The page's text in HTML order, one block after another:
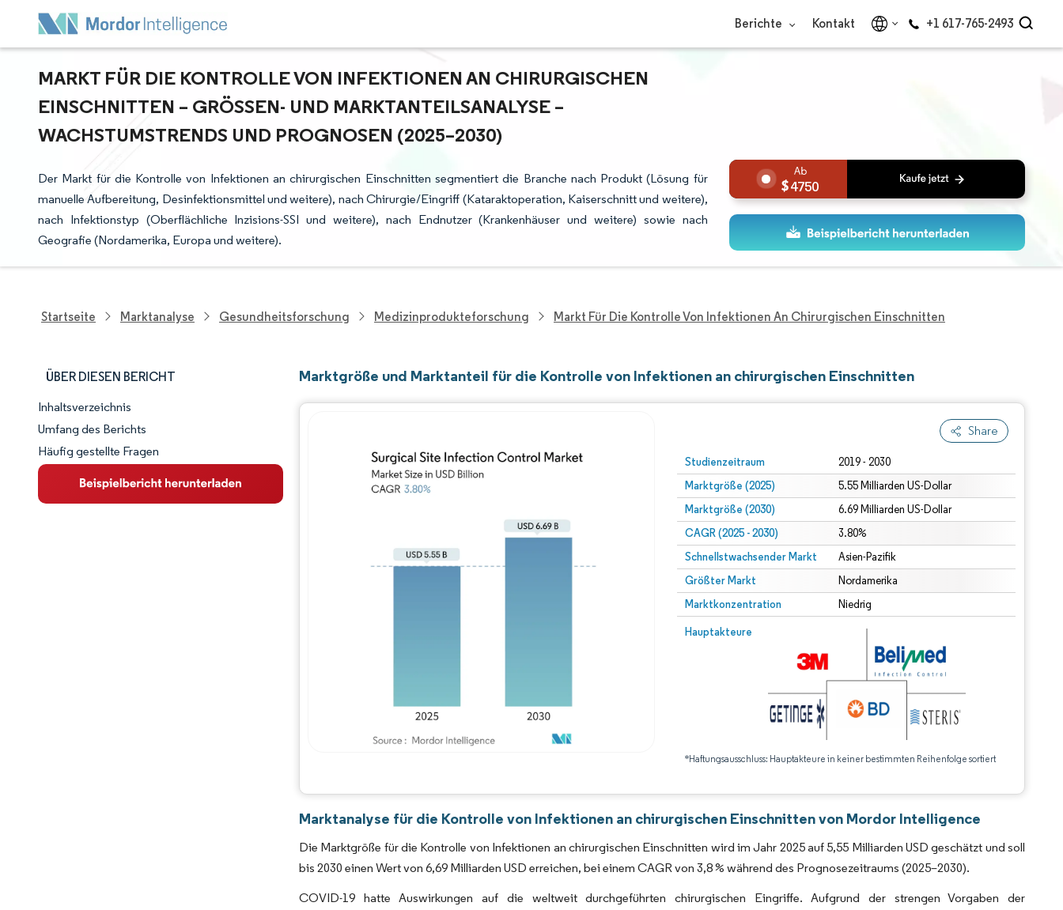
Berichte Kontakt +1 617-765-2493
MARKT FÜR DIE KONTROLLE VON INFEKTIONEN AN CHIRURGISCHEN
EINSCHNITTEN – GRÖSSEN- UND MARKTANTEILSANALYSE – W
ACHSTUMSTRENDS UND PROGNOSEN (2025–2030)
Der Markt für die Kontrolle von Infektionen an chirurgischen Einschnitten segmentiert die Branche nach Produkt (Lösung für
manuelle Aufbereitung, Desinfektionsmittel und weitere), nach Chirurgie/Eingriff (Kataraktoperation, Kaiserschnitt und weitere),
nach Infektionstyp (Oberflächliche Inzisions-SSI und weitere), nach Endnutzer (Krankenhäuser und weitere) sowie nach
Geografie (Nordamerika, Europa und weitere).
4750
Startseite Marktanalyse Gesundheitsforschung Medizinprodukteforschung Markt Für Die Kontrolle Von Infektionen An Chirurgischen Einschnitten
ÜBER DIESEN BERICHT
Marktschnappschuss
Marktübersicht
Wichtige Markttrends
Inhaltsverzeichnis
Umfang des Berichts
Häufig gestellte Fragen
Marktgröße und Marktanteil für die Kontrolle von Infektionen an chirurgischen Einschnitten
Share
Studienzeitraum 2019 - 2030
Marktgröße (2025) 5.55 Milliarden US-Dollar
Marktgröße (2030) 6.69 Milliarden US-Dollar
CAGR (2025 - 2030) 3.80%
Schnellstwachsender Markt Asien-Pazifik
Größter Markt Nordamerika
Marktkonzentration Niedrig
Hauptakteure
*Haftungsausschluss: Hauptakteure in keiner bestimmten Reihenfolge sortiert
Bild © Mordor Intelligence. Wiederverwendung erfordert Namensnennung gemäß CC BY 4.0.
Marktanalyse für die Kontrolle von Infektionen an chirurgischen Einschnitten von Mordor Intelligence
Die Marktgröße für die Kontrolle von Infektionen an chirurgischen Einschnitten wird im Jahr 2025 auf 5,55 Milliarden USD geschätzt und soll
bis 2030 einen Wert von 6,69 Milliarden USD erreichen, bei einem CAGR von 3,8 % während des Prognosezeitraums (2025–2030).
COVID-19 hatte Auswirkungen auf die weltweit durchgeführten chirurgischen Eingriffe. Aufgrund der strengen Vorgaben der